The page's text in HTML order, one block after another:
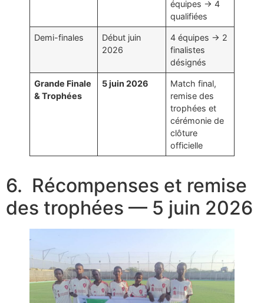
équipes → 4
qualifiées
Demi-finales
Début juin
2026
4 équipes → 2
finalistes
désignés
Grande Finale
& Trophées
5 juin 2026
Match final,
remise des
trophées et
cérémonie de
clôture
officielle
6. Récompenses et remise
des trophées — 5 juin 2026